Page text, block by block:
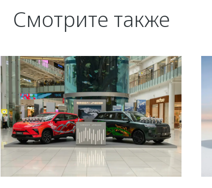
Смотрите также